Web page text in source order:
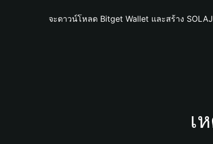
จะดาวน์โหลด Bitget Wallet และสร้าง
เ